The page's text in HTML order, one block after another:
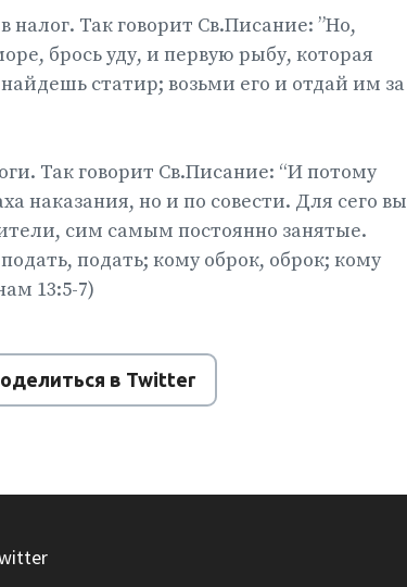
Так говорит Св.Писание: ”Но,
брось уду, и первую рыбу, которая
статир; возьми его и отдай им за
Так говорит Св.Писание: “И потому
наказания, но и по совести. Для сего вы
сим самым постоянно занятые.
подать; кому оброк, оброк; кому
13:5-7)
в Twitter